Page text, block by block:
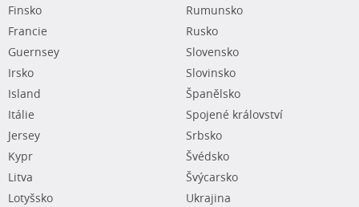
Finsko
Francie
Guernsey
Irsko
Island
Itálie
Jersey
Kypr
Litva
Lotyšsko
Rumunsko
Rusko
Slovensko
Slovinsko
Španělsko
Spojené království
Srbsko
Švédsko
Švýcarsko
Ukrajina